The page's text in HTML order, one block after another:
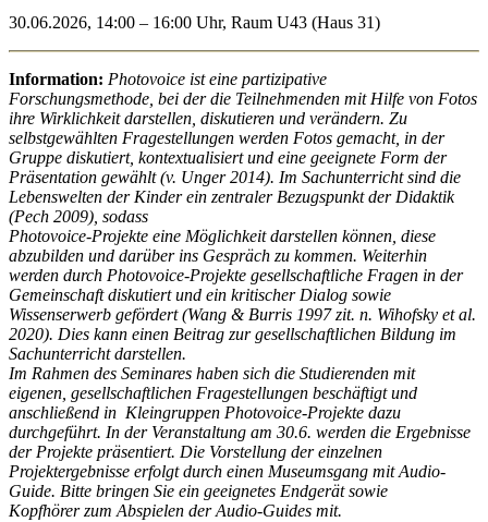
30.06.2026, 14:00 – 16:00 Uhr, Raum U43 (Haus 31)
Information: Photovoice ist eine partizipative
Forschungsmethode, bei der die Teilnehmenden mit Hilfe von Fotos
ihre Wirklichkeit darstellen, diskutieren und verändern. Zu
selbstgewählten Fragestellungen werden Fotos gemacht, in der
Gruppe diskutiert, kontextualisiert und eine geeignete Form der
Präsentation gewählt (v. Unger 2014). Im Sachunterricht sind die
Lebenswelten der Kinder ein zentraler Bezugspunkt der Didaktik
(Pech 2009), sodass
Photovoice-Projekte eine Möglichkeit darstellen können, diese
abzubilden und darüber ins Gespräch zu kommen. Weiterhin
werden durch Photovoice-Projekte gesellschaftliche Fragen in der
Gemeinschaft diskutiert und ein kritischer Dialog sowie
Wissenserwerb gefördert (Wang & Burris 1997 zit. n. Wihofsky et al.
2020). Dies kann einen Beitrag zur gesellschaftlichen Bildung im
Sachunterricht darstellen.
Im Rahmen des Seminares haben sich die Studierenden mit
eigenen, gesellschaftlichen Fragestellungen beschäftigt und
anschließend in Kleingruppen Photovoice-Projekte dazu
durchgeführt. In der Veranstaltung am 30.6. werden die Ergebnisse
der Projekte präsentiert. Die Vorstellung der einzelnen
Projektergebnisse erfolgt durch einen Museumsgang mit Audio-
Guide. Bitte bringen Sie ein geeignetes Endgerät sowie
Kopfhörer zum Abspielen der Audio-Guides mit.